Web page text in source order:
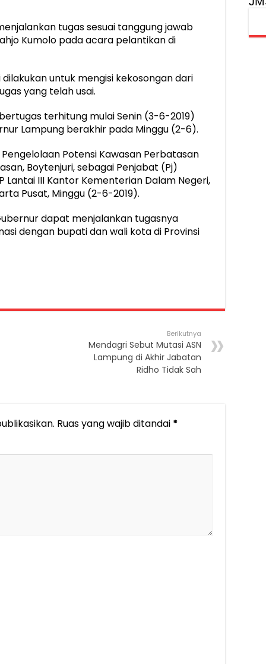
tugas sesuai tanggung jawab
Kumolo pada acara pelantikan di
untuk mengisi kekosongan dari
yang telah usai.
terhitung mulai Senin (3-6-2019)
Lampung berakhir pada Minggu (2-6).
Potensi Kawasan Perbatasan
Boytenjuri, sebagai Penjabat (Pj)
Lantai III Kantor Kementerian Dalam Negeri,
Pusat, Minggu (2-6-2019).
dapat menjalankan tugasnya
dengan bupati dan wali kota di Provinsi
Berikutnya
Mendagri Sebut Mutasi ASN
Lampung di Akhir Jabatan
Ridho Tidak Sah
Ruas yang wajib ditandai *